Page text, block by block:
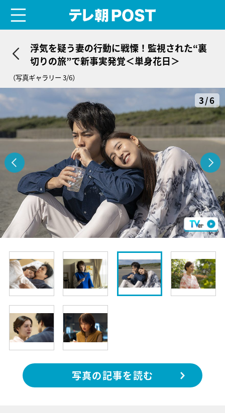
浮気を疑う妻の行動に戦慄！監視された“裏
切りの旅”で新事実発覚＜単身花日＞
（写真ギャラリー 3/6）
3/6
写真の記事を読む